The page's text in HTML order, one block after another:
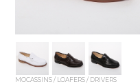
MOCASSINS / LOAFERS / DRIVERS